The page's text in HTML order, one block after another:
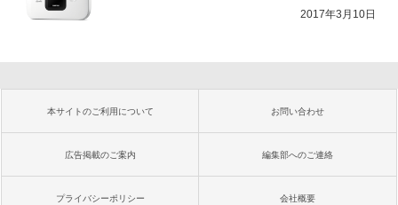
2017年3月10日
本サイトのご利用について お問い合わせ
広告掲載のご案内 編集部へのご連絡
プライバシーポリシー 会社概要